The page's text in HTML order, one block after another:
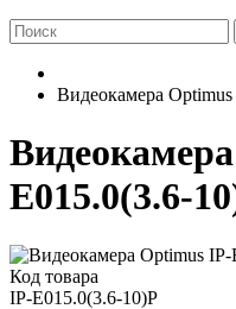
Видеокамера
E015.0(3.6-
Код товара
IP-E015.0(3.6-10)P